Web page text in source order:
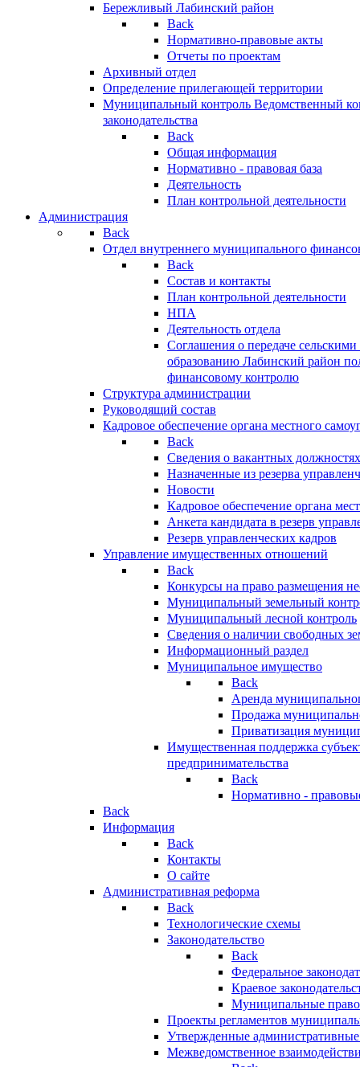
Бережливый Лабинский район
Back
Нормативно-правовые акты
Отчеты по проектам
Архивный отдел
Определение прилегающей территории
Муниципальный контроль Ведомственный
законодательства
Back
Общая информация
Нормативно - правовая база
Деятельность
План контрольной деятельности
Администрация
Back
Отдел внутреннего муниципального
Back
Состав и контакты
План контрольной деятельности
НПА
Деятельность отдела
Соглашения о передаче
образованию Лабинский район
финансовому контролю
Структура администрации
Руководящий состав
Кадровое обеспечение органа местного
Back
Сведения о вакантных
Назначенные из резерва
Новости
Кадровое обеспечение органа
Анкета кандидата в резерв
Резерв управленческих кадров
Управление имущественных отношений
Back
Конкурсы на право размещения
Муниципальный земельный
Муниципальный лесной контроль
Сведения о наличии свободных
Информационный раздел
Муниципальное имущество
Back
Аренда
Продажа
Приватизация
Имущественная поддержка
предпринимательства
Back
Нормативно -
Back
Информация
Back
Контакты
О сайте
Административная реформа
Back
Технологические схемы
Законодательство
Back
Федеральное
Краевое
Муниципальные
Проекты регламентов
Утвержденные
Межведомственное